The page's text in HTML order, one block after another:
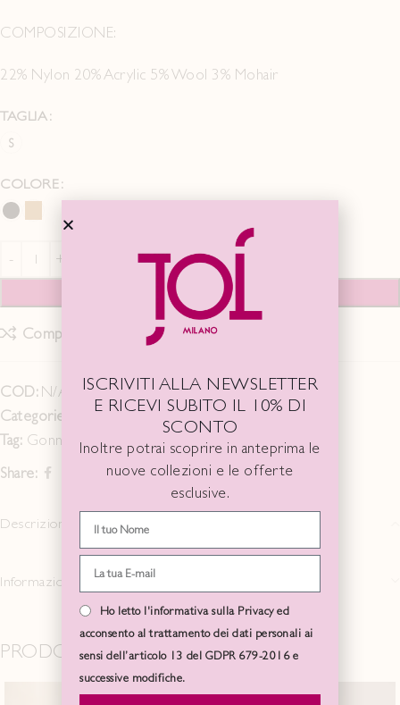
COMPOSIZIONE:
22% Nylon 20% Acrylic 5% Wool 3% Mohair
TAGLIA
S
COLORE
AGGIUNGI AL CARRELLO
Compare Add to wishlist
COD: N/A
Categorie:
Fall Winter 25/26, GONNE/PANTALONI
Tag: Gonna longuette
paillettes
Share:
Descrizione
Informazioni aggiuntive
PRODOTTI CORRELATI
ISCRIVITI ALLA NEWSLETTER
E RICEVI SUBITO IL 10% DI
SCONTO
Inoltre potrai scoprire in anteprima le
nuove collezioni e le offerte
esclusive.
Ho letto l'informativa sulla Privacy ed
acconsento al trattamento dei dati personali ai
sensi dell’articolo 13 del GDPR 679-2016 e
successive modifiche.